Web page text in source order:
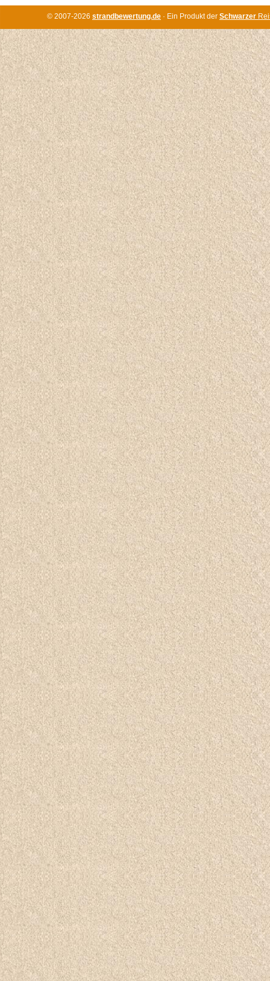
© 2007-2026 strandbewertung.de · Ein Produkt der Schwarzer